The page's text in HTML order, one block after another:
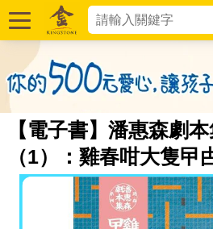
【電子書】潘惠森劇
（1）：雞春咁大隻曱